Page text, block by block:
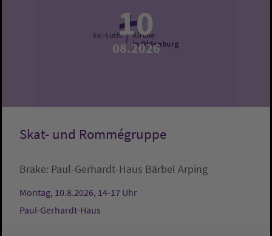
10
08.2026
Skat- und Rommégruppe
Brake: Paul-Gerhardt-Haus Bärbel Arping
Montag, 10.8.2026, 14-17 Uhr
Paul-Gerhardt-Haus